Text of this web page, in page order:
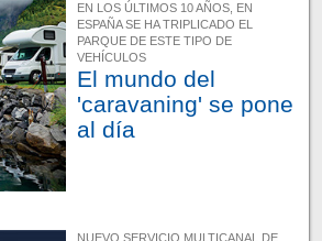
EN LOS ÚLTIMOS 10 AÑOS, EN
ESPAÑA SE HA TRIPLICADO EL
PARQUE DE ESTE TIPO DE
VEHÍCULOS
El mundo del
'caravaning' se pone
al día
NUEVO SERVICIO MULTICANAL DE